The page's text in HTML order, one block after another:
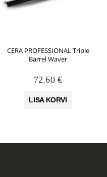
CERA PROFESSIONAL Triple
Barrel Waver
72.60 €
LISA KORVI